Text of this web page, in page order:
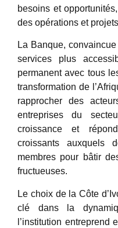
besoins et
des opérations et
La Banque,
services plus
permanent avec tous
transformation de
rapprocher des
entreprises du
croissance et
croissants auxquels
membres pour bâtir
fructueuses.
Le choix de la Côte
clé dans la
l’institution